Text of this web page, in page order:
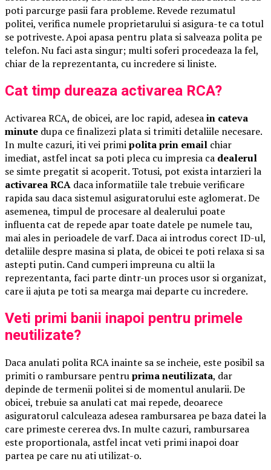
poti parcurge pasii fara probleme. Revede rezumatul
politei, verifica numele proprietarului si asigura-te ca totul
se potriveste. Apoi apasa pentru plata si salveaza polita pe
telefon. Nu faci asta singur; multi soferi procedeaza la fel,
chiar de la reprezentanta, cu incredere si liniste.
Cat timp dureaza activarea RCA?
Activarea RCA, de obicei, are loc rapid, adeseain cateva
minute dupa ce finalizezi plata si trimiti detaliile necesare.
In multe cazuri, iti vei primipolita prin email chiar
imediat, astfel incat sa poti pleca cu impresia ca dealerul
se simte pregatit si acoperit. Totusi, pot exista intarzieri la
activarea RCA daca informatiile tale trebuie verificare
rapida sau daca sistemul asiguratorului este aglomerat. De
asemenea, timpul de procesare al dealerului poate
influenta cat de repede apar toate datele pe numele tau,
mai ales in perioadele de varf. Daca ai introdus corect ID-ul,
detaliile despre masina si plata, de obicei te poti relaxa si sa
astepti putin. Cand cumperi impreuna cu altii la
reprezentanta, faci parte dintr-un proces usor si organizat,
care ii ajuta pe toti sa mearga mai departe cu incredere.
Veti primi banii inapoi pentru primele
neutilizate?
Daca anulati polita RCA inainte sa se incheie, este posibil sa
primiti o rambursare pentruprima neutilizata, dar
depinde de termenii politei si de momentul anularii. De
obicei, trebuie sa anulati cat mai repede, deoarece
asiguratorul calculeaza adesea rambursarea pe baza datei la
care primeste cererea dvs. In multe cazuri, rambursarea
este proportionala, astfel incat veti primi inapoi doar
partea pe care nu ati utilizat-o.